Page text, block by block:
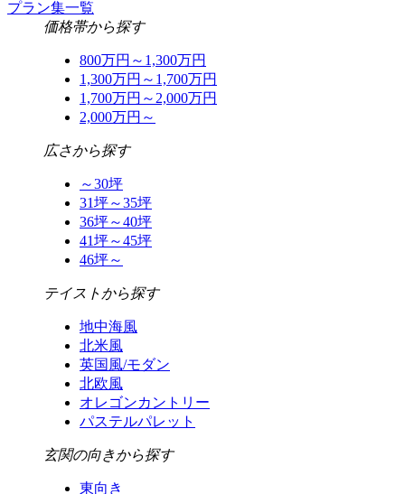
プラン集一覧
価格帯から探す
800万円～1,300万円
1,300万円～1,700万円
1,700万円～2,000万円
2,000万円～
広さから探す
～30坪
31坪～35坪
36坪～40坪
41坪～45坪
46坪～
テイストから探す
地中海風
北米風
英国風/モダン
北欧風
オレゴンカントリー
パステルパレット
玄関の向きから探す
東向き